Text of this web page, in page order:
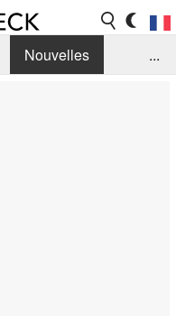
Nouvelles
...